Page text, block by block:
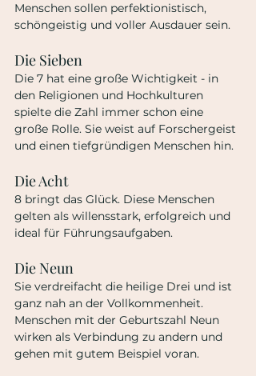
Menschen sollen perfektionistisch,
schöngeistig und voller Ausdauer sein.
Die Sieben
Die 7 hat eine große Wichtigkeit - in
den Religionen und Hochkulturen
spielte die Zahl immer schon eine
große Rolle. Sie weist auf Forschergeist
und einen tiefgründigen Menschen hin.
Die Acht
8 bringt das Glück. Diese Menschen
gelten als willensstark, erfolgreich und
ideal für Führungsaufgaben.
Die Neun
Sie verdreifacht die heilige Drei und ist
ganz nah an der Vollkommenheit.
Menschen mit der Geburtszahl Neun
wirken als Verbindung zu andern und
gehen mit gutem Beispiel voran.